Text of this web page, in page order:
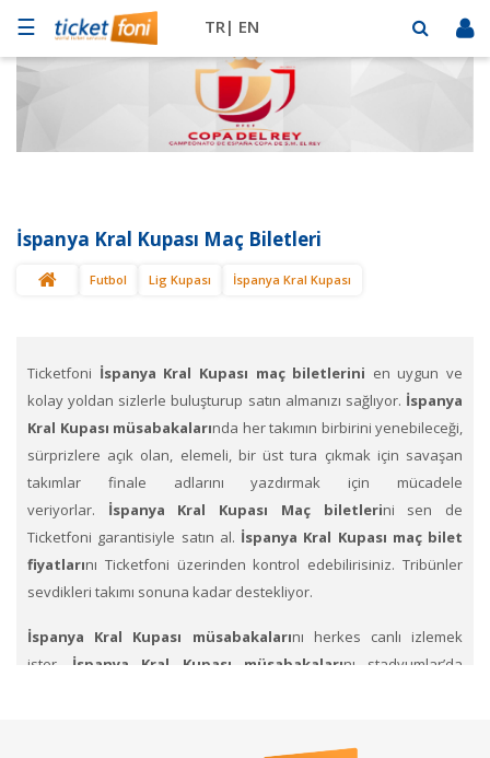
☰ TR| EN
Mekanlar
Diğer
SAT
İspanya Kral Kupası Maç Biletleri
Futbol Lig Kupası İspanya Kral Kupası
Ticketfoni İspanya Kral Kupası maç biletlerini en uygun ve
kolay yoldan sizlerle buluşturup satın almanızı sağlıyor. İspanya
Kral Kupası müsabakalarında her takımın birbirini yenebileceği,
sürprizlere açık olan, elemeli, bir üst tura çıkmak için savaşan
takımlar finale adlarını yazdırmak için mücadele
veriyorlar. İspanya Kral Kupası Maç biletlerini sen de
Ticketfoni garantisiyle satın al. İspanya Kral Kupası maç bilet
fiyatlarını Ticketfoni üzerinden kontrol edebilirisiniz. Tribünler
sevdikleri takımı sonuna kadar destekliyor.
İspanya Kral Kupası müsabakalarını herkes canlı izlemek
ister. İspanya Kral Kupası müsabakalarını stadyumlar’da
heyecanlı maçları yerinde izleme şansını yakala.